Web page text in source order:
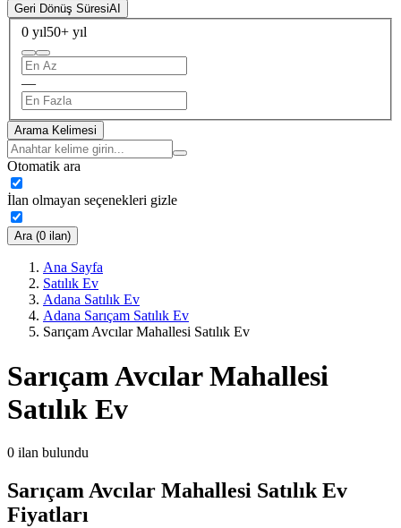
Geri Dönüş SüresiAI
0 yıl50+ yıl
—
Arama Kelimesi
Otomatik ara
İlan olmayan seçenekleri gizle
Ara (0 ilan)
Ana Sayfa
Satılık Ev
Adana Satılık Ev
Adana Sarıçam Satılık Ev
Sarıçam Avcılar Mahallesi Satılık Ev
Sarıçam Avcılar Mahallesi
Satılık Ev
0 ilan bulundu
Sarıçam Avcılar Mahallesi Satılık Ev
Fiyatları